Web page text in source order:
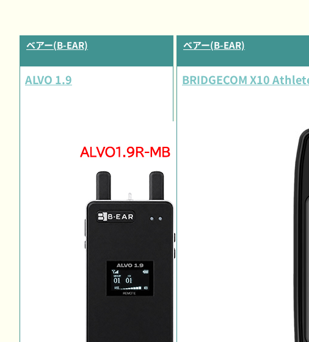
ベアー(B-EAR)
ALVO 1.9
ベアー(B-EAR)
BRIDGECOM X10